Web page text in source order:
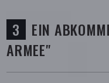
EIN
ARMEE"